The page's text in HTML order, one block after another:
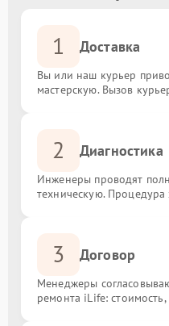
1 Доставка
Вы или наш курьер
мастерскую. Вызов
2 Диагностика
Инженеры проводят
техническую.
3 Договор
Менеджеры
ремонта iLife: